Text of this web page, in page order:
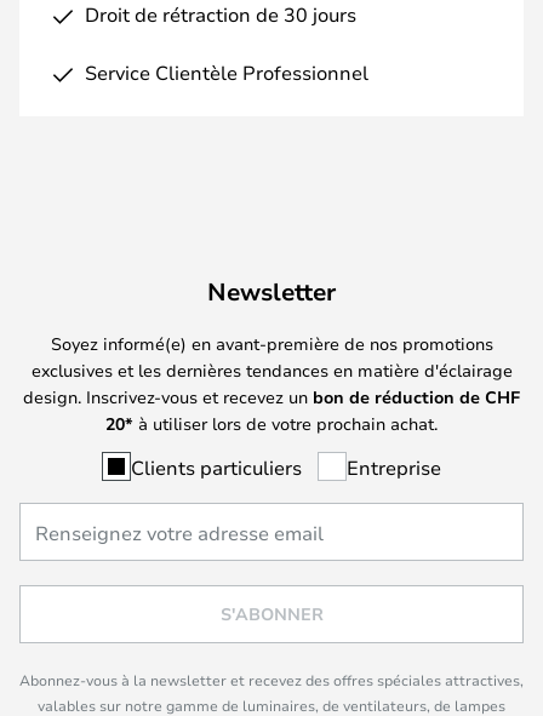
Droit de rétraction de 30 jours
Service Clientèle Professionnel
Newsletter
Soyez informé(e) en avant-première de nos promotions
exclusives et les dernières tendances en matière d'éclairage
design. Inscrivez-vous et recevez un bon de réduction de CHF
20* à utiliser lors de votre prochain achat.
Clients particuliers Entreprise
S'ABONNER
Abonnez-vous à la newsletter et recevez des offres spéciales attractives,
valables sur notre gamme de luminaires, de ventilateurs, de lampes